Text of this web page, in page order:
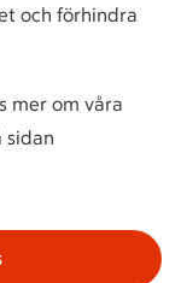
och förhindra
mer om våra
sidan